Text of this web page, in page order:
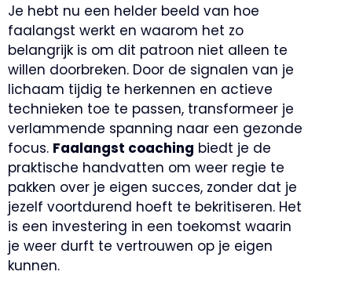
Je hebt nu een helder beeld van hoe
faalangst werkt en waarom het zo
belangrijk is om dit patroon niet alleen te
willen doorbreken. Door de signalen van je
lichaam tijdig te herkennen en actieve
technieken toe te passen, transformeer je
verlammende spanning naar een gezonde
focus. Faalangst coaching biedt je de
praktische handvatten om weer regie te
pakken over je eigen succes, zonder dat je
jezelf voortdurend hoeft te bekritiseren. Het
is een investering in een toekomst waarin
je weer durft te vertrouwen op je eigen
kunnen.